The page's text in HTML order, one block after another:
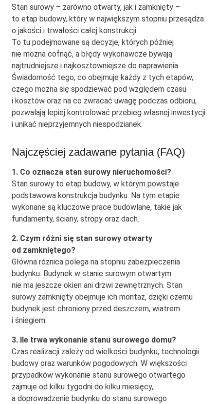
Stan surowy – zarówno otwarty, jak i zamknięty –
to etap budowy, który w największym stopniu przesądza
o jakości i trwałości całej konstrukcji.
To tu podejmowane są decyzje, których później
nie można cofnąć, a błędy wykonawcze bywają
najtrudniejsze i najkosztowniejsze do naprawienia.
Świadomość tego, co obejmuje każdy z tych etapów,
czego można się spodziewać pod względem czasu
i kosztów oraz na co zwracać uwagę podczas odbioru,
pozwalają lepiej kontrolować przebieg własnej inwestycji
i unikać nieprzyjemnych niespodzianek.
Najczęściej zadawane pytania (FAQ)
1. Co oznacza stan surowy nieruchomości?
Stan surowy to etap budowy, w którym powstaje
podstawowa konstrukcja budynku. Na tym etapie
wykonane są kluczowe prace budowlane, takie jak
fundamenty, ściany, stropy oraz dach.
2. Czym różni się stan surowy otwarty
od zamkniętego?
Główna różnica polega na stopniu zabezpieczenia
budynku. Budynek w stanie surowym otwartym
nie ma jeszcze okien ani drzwi zewnętrznych. Stan
surowy zamknięty obejmuje ich montaż, dzięki czemu
budynek jest chroniony przed deszczem, wiatrem
i śniegiem.
3. Ile trwa wykonanie stanu surowego domu?
Czas realizacji zależy od wielkości budynku, technologii
budowy oraz warunków pogodowych. W większości
przypadków wykonanie stanu surowego otwartego
zajmuje od kilku tygodni do kilku miesięcy,
a doprowadzenie budynku do stanu surowego